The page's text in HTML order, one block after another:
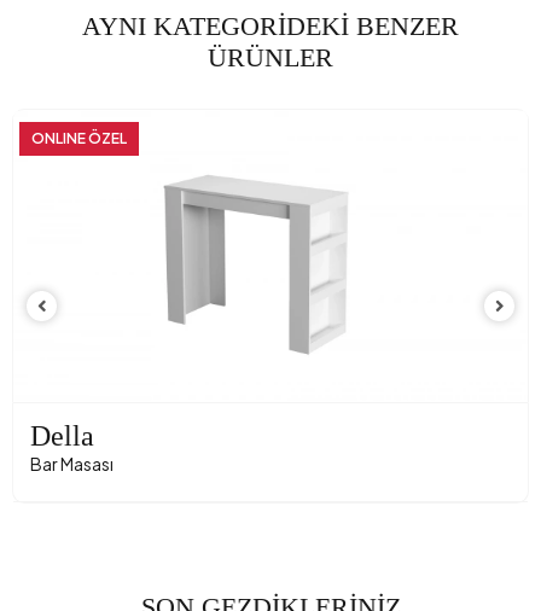
AYNI KATEGORİDEKİ BENZER
ÜRÜNLER
ONLINE ÖZEL
Della
Bar Masası